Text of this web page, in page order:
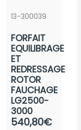
13-300039
FORFAIT
EQUILIBRAGE
ET
REDRESSAGE
ROTOR
FAUCHAGE
LG2500-
3000
540,80€